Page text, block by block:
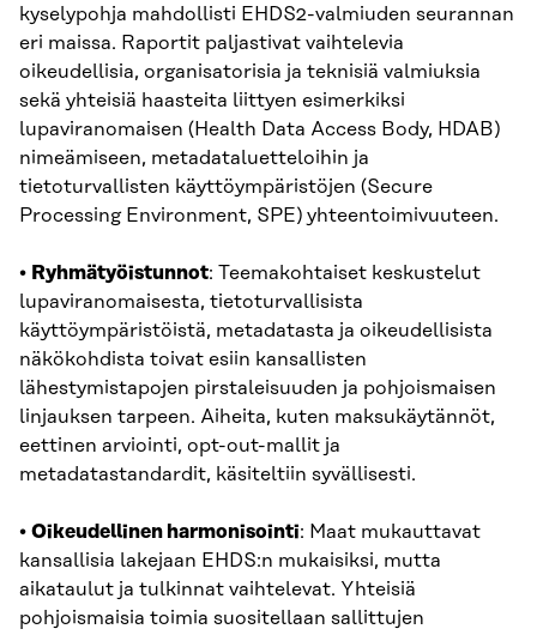
kyselypohja mahdollisti EHDS2-valmiuden seurannan
eri maissa. Raportit paljastivat vaihtelevia
oikeudellisia, organisatorisia ja teknisiä valmiuksia
sekä yhteisiä haasteita liittyen esimerkiksi
lupaviranomaisen (Health Data Access Body, HDAB)
nimeämiseen, metadataluetteloihin ja
tietoturvallisten käyttöympäristöjen (Secure
Processing Environment, SPE) yhteentoimivuuteen.
• Ryhmätyöistunnot: Teemakohtaiset keskustelut
lupaviranomaisesta, tietoturvallisista
käyttöympäristöistä, metadatasta ja oikeudellisista
näkökohdista toivat esiin kansallisten
lähestymistapojen pirstaleisuuden ja pohjoismaisen
linjauksen tarpeen. Aiheita, kuten maksukäytännöt,
eettinen arviointi, opt-out-mallit ja
metadatastandardit, käsiteltiin syvällisesti.
• Oikeudellinen harmonisointi: Maat mukauttavat
kansallisia lakejaan EHDS:n mukaisiksi, mutta
aikataulut ja tulkinnat vaihtelevat. Yhteisiä
pohjoismaisia toimia suositellaan sallittujen